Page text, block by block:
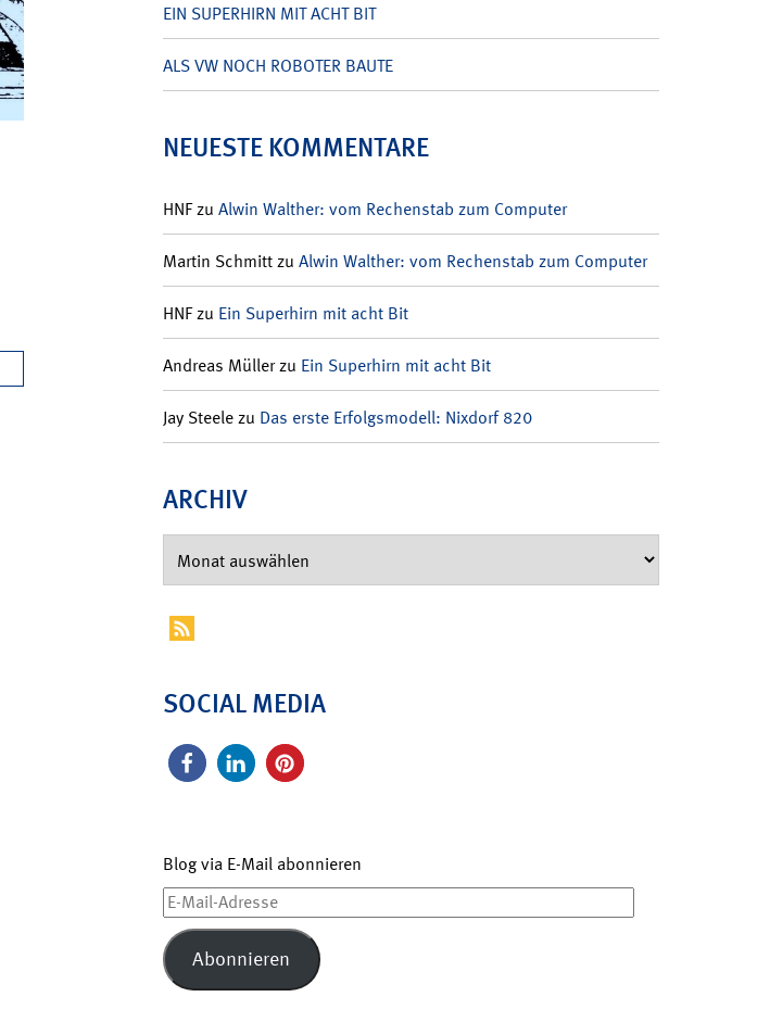
EIN SUPERHIRN MIT ACHT BIT
ALS VW NOCH ROBOTER BAUTE
NEUESTE KOMMENTARE
HNFzu Alwin Walther: vom Rechenstab zum Computer
Martin Schmittzu Alwin Walther: vom Rechenstab zum Computer
HNFzu Ein Superhirn mit acht Bit
Andreas Müllerzu Ein Superhirn mit acht Bit
Jay Steelezu Das erste Erfolgsmodell: Nixdorf 820
ARCHIV
SOCIAL MEDIA
Blog via E-Mail abonnieren
E-
Mail-
Adresse
Abonnieren